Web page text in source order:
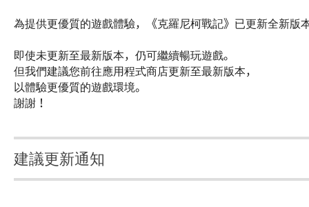
為提供更優質的遊戲體驗，《克羅尼柯戰記》已更新全新版
即使未更新至最新版本，仍可繼續暢玩遊戲。
但我們建議您前往應用程式商店更新至最新版本，
以體驗更優質的遊戲環境。
謝謝！
建議更新通知